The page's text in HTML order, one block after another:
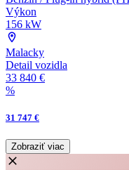
Výkon
156 kW
Malacky
Detail vozidla
33 840 €
%
31 747 €
Zobraziť viac